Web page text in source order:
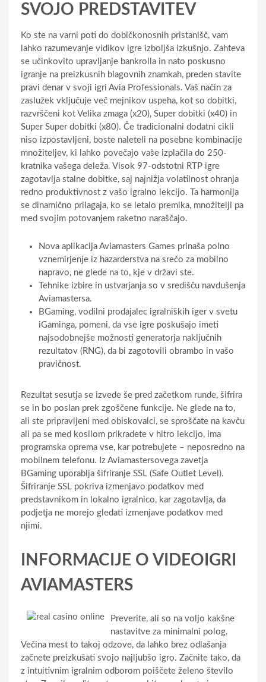
SVOJO PREDSTAVITEV
Ko ste na varni poti do dobičkonosnih pristanišč, vam
lahko razumevanje vidikov igre izboljša izkušnjo. Zahteva
se učinkovito upravljanje bankrolla in nato poskusno
igranje na preizkusnih blagovnih znamkah, preden stavite
pravi denar v svoji igri Avia Professionals. Vaš način za
zaslužek vključuje več mejnikov uspeha, kot so dobitki,
razvrščeni kot Velika zmaga (x20), Super dobitki (x40) in
Super Super dobitki (x80). Če tradicionalni dodatni cikli
niso izpostavljeni, boste naleteli na posebne kombinacije
množiteljev, ki lahko povečajo vaše izplačila do 250-
kratnika vašega deleža. Visok 97-odstotni RTP igre
zagotavlja stalne dobitke, saj najnižja volatilnost ohranja
redno produktivnost z vašo igralno lekcijo. Ta harmonija
se dinamično prilagaja, ko se letalo premika, množitelji pa
med svojim potovanjem raketno naraščajo.
Nova aplikacija Aviamasters Games prinaša polno
vznemirjenje iz hazarderstva na srečo za mobilno
napravo, ne glede na to, kje v državi ste.
Tehnike izbire in ustvarjanja so v središču navdušenja
Aviamastersa.
BGaming, vodilni prodajalec igralniških iger v svetu
iGaminga, pomeni, da vse igre poskušajo imeti
najsodobnejše možnosti generatorja naključnih
rezultatov (RNG), da bi zagotovili obrambo in vašo
pravičnost.
Rezultat sesutja se izvede še pred začetkom runde, šifrira
se in bo poslan prek zgoščene funkcije. Ne glede na to,
ali ste pripravljeni med obiskovalci, se sproščate na kavču
ali pa se med kosilom prikradete v hitro lekcijo, ima
programska oprema vse, kar potrebujete – neposredno na
mobilnem telefonu. Iz Aviamastersovega zavetja
BGaming uporablja šifriranje SSL (Safe Outlet Level).
Šifriranje SSL pokriva izmenjavo podatkov med
predstavnikom in lokalno igralnico, kar zagotavlja, da
podjetja ne morejo gledati izmenjave podatkov med
njimi.
INFORMACIJE O VIDEOIGRI
AVIAMASTERS
Preverite, ali so na voljo kakšne
nastavitve za minimalni polog.
Večina mest to takoj odzove, da lahko brez odlašanja
začnete preizkušati svojo najljubšo igro. Začnite tako, da
z intuitivnim igralnim odborom poiščete želeno število